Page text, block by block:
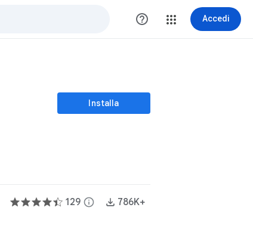
help_outline Accedi
Installa
129 info 786K+